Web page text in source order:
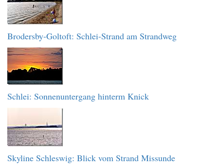
Brodersby-Goltoft: Schlei-Strand am Strandweg
Schlei: Sonnenuntergang hinterm Knick
Skyline Schleswig: Blick vom Strand Missunde